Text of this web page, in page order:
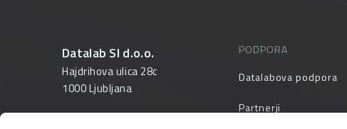
Datalab SI d.o.o.
Hajdrihova ulica 28c
1000 Ljubljana
01 25 28 900
PODPORA
Datalabova podpora
Partnerji